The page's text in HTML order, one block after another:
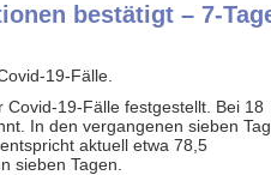
bestätigt – 7-
19-Fälle.
19-Fälle festgestellt. Bei 18
In den vergangenen sieben
aktuell etwa 78,5
sieben Tagen.